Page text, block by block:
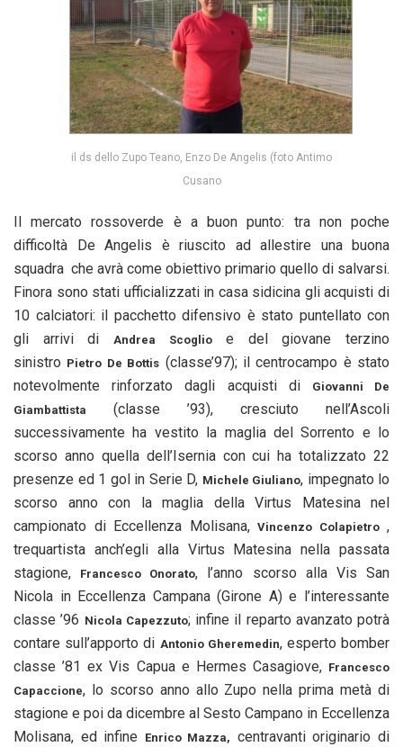
il ds dello Zupo Teano, Enzo De Angelis (foto Antimo
Cusano
Il mercato rossoverde è a buon punto: tra non poche
difficoltà De Angelis è riuscito ad allestire una buona
squadra che avrà come obiettivo primario quello di salvarsi.
Finora sono stati ufficializzati in casa sidicina gli acquisti di
10 calciatori: il pacchetto difensivo è stato puntellato con
gli arrivi di
Andrea Scoglioe del giovane terzino
sinistro Pietro De Bottis (classe’97); il centrocampo è stato
notevolmente rinforzato dagli acquisti di
Giovanni De
Giambattista
(classe ’93), cresciuto nell’Ascoli
successivamente ha vestito la maglia del Sorrento e lo
scorso anno quella dell’Isernia con cui ha totalizzato 22
presenze ed 1 gol in Serie D, Michele Giuliano, impegnato lo
scorso anno con la maglia della Virtus Matesina nel
campionato di Eccellenza Molisana, Vincenzo Colapietro,
trequartista anch’egli alla Virtus Matesina nella passata
stagione,
Francesco Onorato, l’anno scorso alla Vis San
Nicola in Eccellenza Campana (Girone A) e l’interessante
classe ’96 Nicola Capezzuto; infine il reparto avanzato potrà
contare sull’apporto di Antonio Gheremedin, esperto bomber
classe ’81 ex Vis Capua e Hermes Casagiove, Francesco
Capaccione, lo scorso anno allo Zupo nella prima metà di
stagione e poi da dicembre al Sesto Campano in Eccellenza
Molisana, ed infine
Enrico Mazza, centravanti originario di